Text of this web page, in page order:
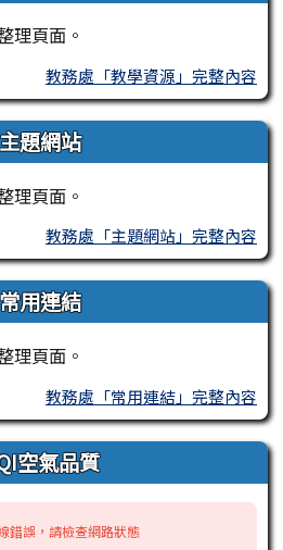
理頁面。
教務處「教學資源」完整內容
主題網站
理頁面。
教務處「主題網站」完整內容
常用連結
理頁面。
教務處「常用連結」完整內容
空氣品質
錯誤，請檢查網路狀態